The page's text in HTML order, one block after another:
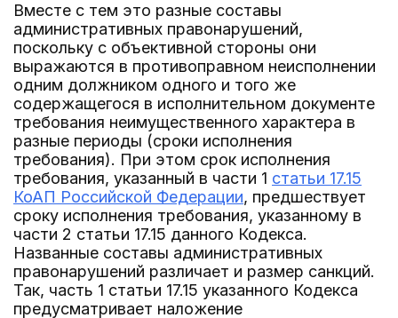
Вместе с тем это разные составы
административных правонарушений,
поскольку с объективной стороны они
выражаются в противоправном неисполнении
одним должником одного и того же
содержащегося в исполнительном документе
требования неимущественного характера в
разные периоды (сроки исполнения
требования). При этом срок исполнения
требования, указанный в части 1 статьи 17.15
КоАП Российской Федерации, предшествует
сроку исполнения требования, указанному в
части 2 статьи 17.15 данного Кодекса.
Названные составы административных
правонарушений различает и размер санкций.
Так, часть 1 статьи 17.15 указанного Кодекса
предусматривает наложение